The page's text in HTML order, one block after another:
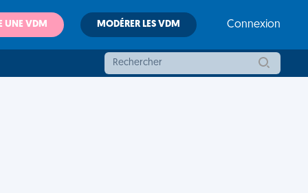
UNE VDM MODÉRER LES VDM Connexion